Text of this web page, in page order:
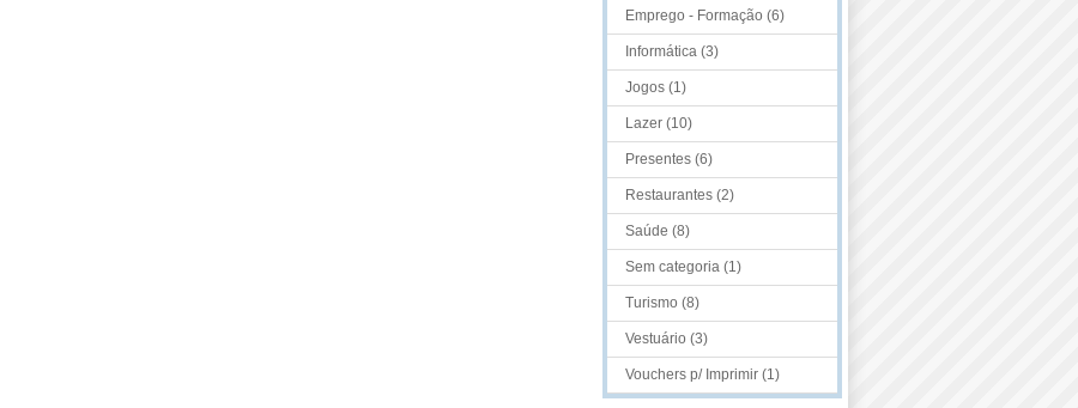
Emprego - Formação (6)
Informática (3)
Jogos (1)
Lazer (10)
Presentes (6)
Restaurantes (2)
Saúde (8)
Sem categoria (1)
Turismo (8)
Vestuário (3)
Vouchers p/ Imprimir (1)